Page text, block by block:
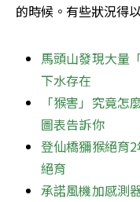
的時候。有些狀況得
馬頭山發現大量
下水存在
「猴害」究竟
圖表告訴你
登仙橋獼猴絕育
絕育
承諾風機加感測